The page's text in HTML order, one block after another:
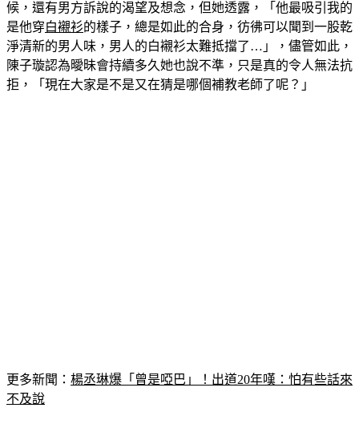
候，還有男方訴說的渴望及想念，但她透露，「他最吸引我的
是他穿白襯衫的樣子，總是如此的合身，彷彿可以聞到一股乾
淨清新的男人味，男人的白襯衫太難抵擋了…」，儘管如此，
陳子璇認為曖昧會持續多久她也說不準，只是真的令人無法抗
拒，「現在大家是不是又在猜是哪個補教老師了呢？」
更多新聞： 楊丞琳爆「曾是啞巴」！出道20年嘆：怕有些話來
不及說